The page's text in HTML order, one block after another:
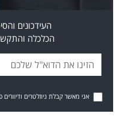
העידכונים
הכלכלה
אני מאשר קבלת ניוזלטרים ודיוורים